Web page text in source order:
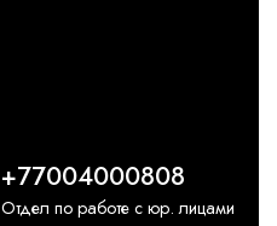
+77004000808
Отдел по работе с юр. лицами